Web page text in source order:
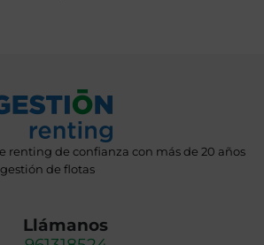
renting de confianza con más de 20 años
de flotas
Llámanos